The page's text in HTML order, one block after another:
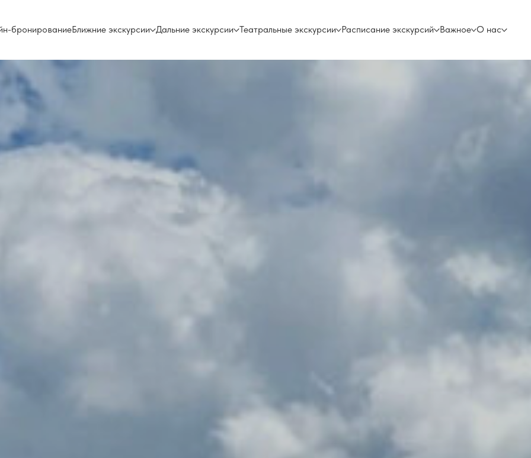
бронированиеБлижние экскурсии Дальние экскурсии Театральные экскурсии Расписание экскурсий Важное О нас